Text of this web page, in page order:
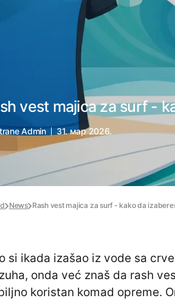
vest majica za surf -
Admin 31. мар 2026.
News Rash vest majica za surf - kako da
si ikada izašao iz vode sa
onda već znaš da rash
koristan komad opreme.